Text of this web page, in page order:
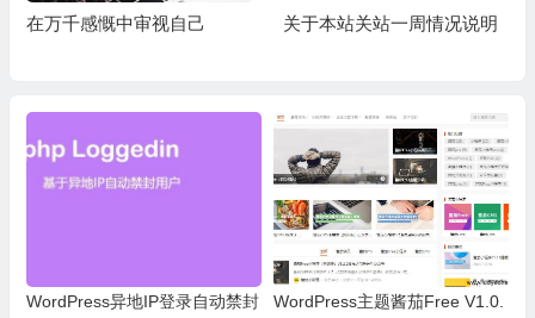
在万千感慨中审视自己 关于本站关站一周情况说明
WordPress异地IP登录自动禁封
WordPress主题酱茄Free V1.0.